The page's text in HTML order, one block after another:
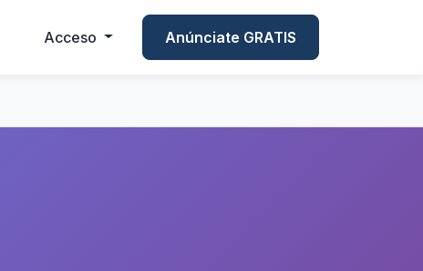
Acceso Anúnciate GRATIS